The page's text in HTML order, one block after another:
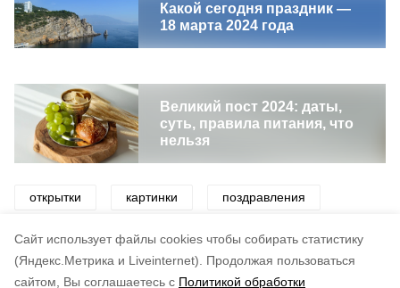
Cайт использует файлы cookies чтобы собирать статистику
(Яндекс.Метрика и Liveinternet).
Продолжая пользоваться
сайтом, Вы соглашаетесь с Политикой обработки
Какой сегодня праздник —
18 марта 2024 года
Великий пост 2024: даты,
суть, правила питания, что
нельзя
открытки картинки поздравления
праздники великий пост